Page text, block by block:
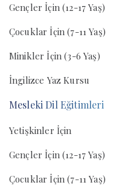
Gençler İçin (12-17 Yaş)
Çocuklar İçin (7-11 Yaş)
Minikler İçin (3-6 Yaş)
İngilizce Yaz Kursu
Mesleki Dil Eğitimleri
Yetişkinler İçin
Gençler İçin (12-17 Yaş)
Çocuklar İçin (7-11 Yaş)